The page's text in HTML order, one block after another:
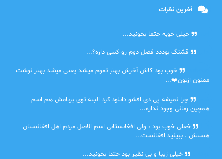
آخرین نظرات
خیلی خوبه حتما بخونید...
قشنگ بوددد فصل دوم رو کسی داره؟...
خوب بود کاش آخرش بهتر تموم میشد یعنی میشد بهتر نوشت
ممنون ازتون❤️...
چرا نمیشه پی دی افشو دانلود کرد البته توی برنامش هم اسم
همچین رمانی وجود نداره...
خعلی خوب بود ، ولی افغانستانی اسم الاصل مردم اهل افغانستان
هستش . ببینید افغانست...
خیلی زیبا و بی نظیر بود حتما بخونید...